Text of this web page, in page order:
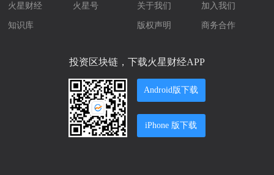
火星财经 火星号
知识库
关于我们 加入我们
版权声明 商务合作
投资区块链，下载火星财经APP
Android版下载
iPhone 版下载